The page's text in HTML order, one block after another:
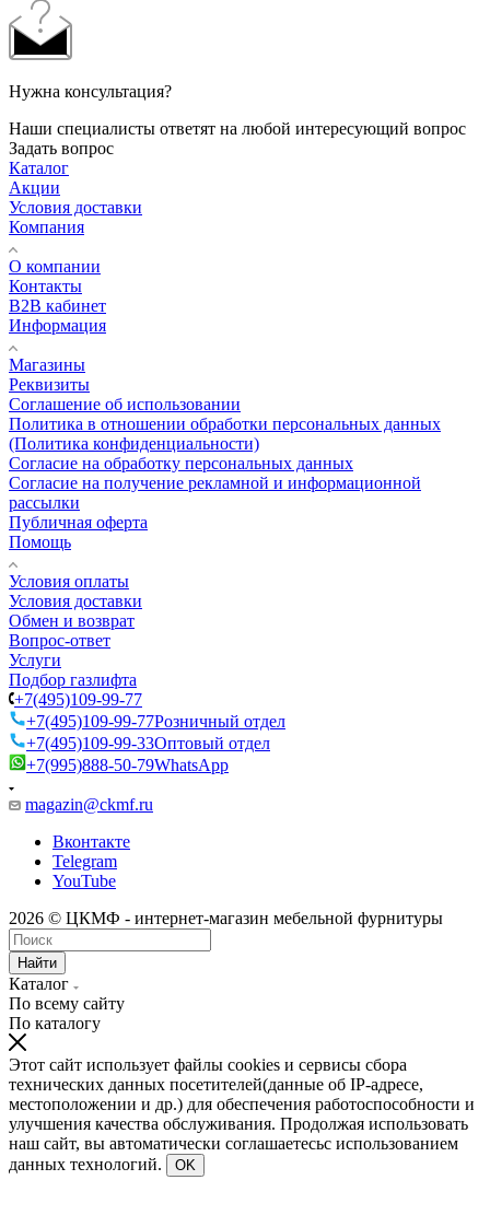
Нужна консультация?
Наши специалисты ответят на любой интересующий вопрос
Задать вопрос
Каталог
Акции
Условия доставки
Компания
О компании
Контакты
B2B кабинет
Информация
Магазины
Реквизиты
Соглашение об использовании
Политика в отношении обработки персональных данных
(Политика конфиденциальности)
Согласие на обработку персональных данных
Согласие на получение рекламной и информационной
рассылки
Публичная оферта
Помощь
Условия оплаты
Условия доставки
Обмен и возврат
Вопрос-ответ
Услуги
Подбор газлифта
+7(495)109-99-77
+7(495)109-99-77Розничный отдел
+7(495)109-99-33Оптовый отдел
+7(995)888-50-79WhatsApp
magazin@ckmf.ru
Вконтакте
Telegram
YouTube
2026 © ЦКМФ - интернет-магазин мебельной фурнитуры
Найти
Каталог
По всему сайту
По каталогу
Этот сайт использует файлы cookies и сервисы сбора
технических данных посетителей(данные об IP-адресе,
местоположении и др.) для обеспечения работоспособности и
улучшения качества обслуживания. Продолжая использовать
наш сайт, вы автоматически соглашаетесьс использованием
данных технологий.
OK